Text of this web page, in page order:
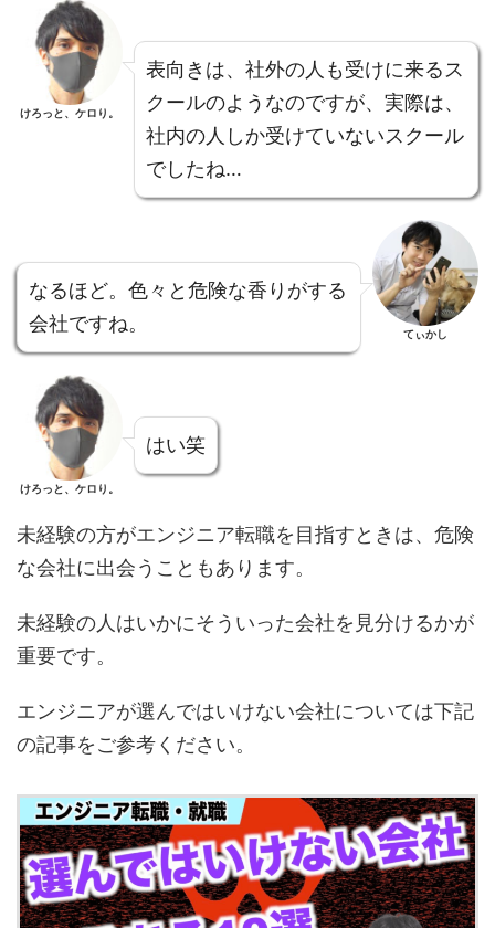
けろっと、ケロり。
表向きは、社外の人も受けに来るス
クールのようなのですが、実際は、
社内の人しか受けていないスクール
でしたね…
なるほど。色々と危険な香りがする
会社ですね。
てぃかし
けろっと、ケロり。
はい笑
未経験の方がエンジニア転職を目指すときは、危険
な会社に出会うこともあります。
未経験の人はいかにそういった会社を見分けるかが
重要です。
エンジニアが選んではいけない会社については下記
の記事をご参考ください。